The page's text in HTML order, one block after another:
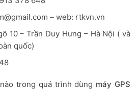
– web: rtkvn.vn
10 – Trần Duy Hưng – Hà Nội ( và
quốc)
trong quá trình dùng máy GPS